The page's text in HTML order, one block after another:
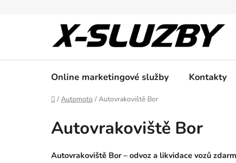
Online marketingové služby Kontakty
Domů
/ Automoto / Autovrakoviště Bor
Autovrakoviště Bor
Autovrakoviště Bor – odvoz a likvidace vozů